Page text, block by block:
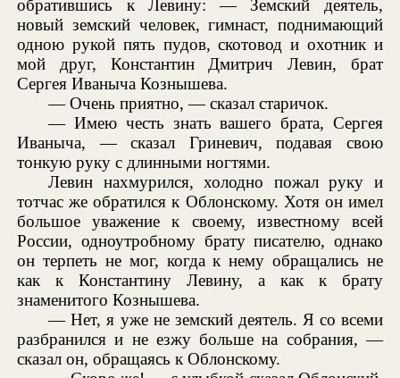
обратившись к Левину: — Земский деятель,
новый земский человек, гимнаст, поднимающий
одною рукой пять пудов, скотовод и охотник и
мой друг, Константин Дмитрич Левин, брат
Сергея Иваныча Кознышева.
— Очень приятно, — сказал старичок.
— Имею честь знать вашего брата, Сергея
Иваныча, — сказал Гриневич, подавая свою
тонкую руку с длинными ногтями.
Левин нахмурился, холодно пожал руку и
тотчас же обратился к Облонскому. Хотя он имел
большое уважение к своему, известному всей
России, одноутробному брату писателю, однако
он терпеть не мог, когда к нему обращались не
как к Константину Левину, а как к брату
знаменитого Кознышева.
— Нет, я уже не земский деятель. Я со всеми
разбранился и не езжу больше на собрания, —
сказал он, обращаясь к Облонскому.